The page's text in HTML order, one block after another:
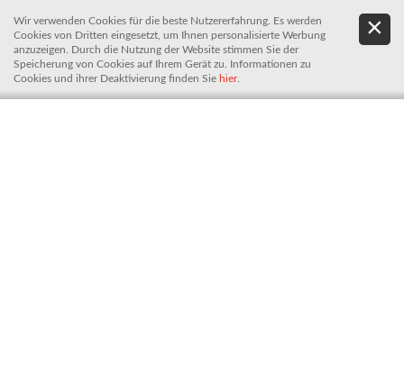
Wir verwenden Cookies für die beste Nutzererfahrung. Es werden
Cookies von Dritten eingesetzt, um Ihnen personalisierte Werbung
anzuzeigen. Durch die Nutzung der Website stimmen Sie der
Speicherung von Cookies auf Ihrem Gerät zu. Informationen zu
Cookies und ihrer Deaktivierung finden Sie hier.
De.It